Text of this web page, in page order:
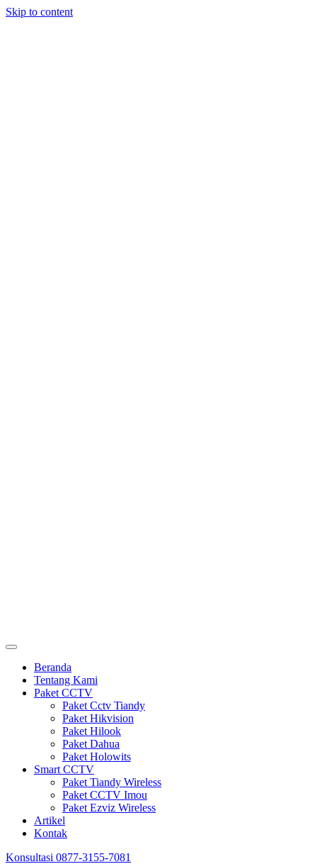
Skip to content
Beranda
Tentang Kami
Paket CCTV
Paket Cctv Tiandy
Paket Hikvision
Paket Hilook
Paket Dahua
Paket Holowits
Smart CCTV
Paket Tiandy Wireless
Paket CCTV Imou
Paket Ezviz Wireless
Artikel
Kontak
Konsultasi 0877-3155-7081